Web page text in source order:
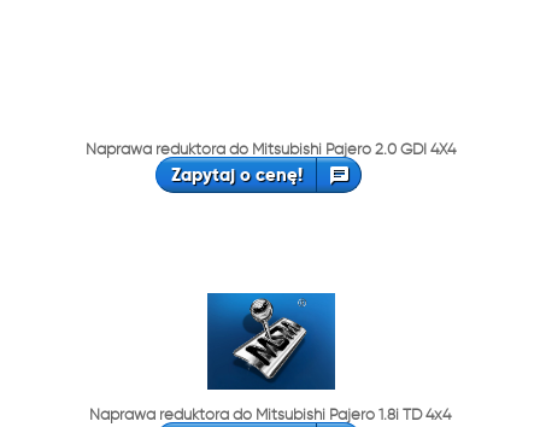
Naprawa reduktora do Mitsubishi Pajero 2.0 GDI 4X4
Zapytaj o cenę!
Naprawa reduktora do Mitsubishi Pajero 1.8i TD 4x4